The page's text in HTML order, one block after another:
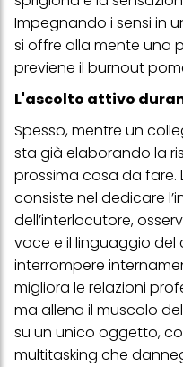
Impegnando i sensi in
si offre alla mente una
previene il burnout
L'ascolto attivo
Spesso, mentre un
sta già elaborando la
prossima cosa da fare.
consiste nel dedicare
dell’interlocutore,
voce e il linguaggio
interrompere
migliora le relazioni
ma allena il muscolo
su un unico oggetto,
multitasking che
Puoi trovare maggiori
nella nostra Informativa
di pagina (Sezione "Cookie,
simili"). Puoi revocare il tuo
effetto per il futuro
ulteriori informazioni sui
informazioni dettagliate su
clic su "modifica" di seguito".
Se fai clic su "Modifica"
trattamento dei tuoi dati /
più degli scopi sopra
acconsenti all'uso dei
personali per tutte le finalità
verranno utilizzati solo i
questo sito web.